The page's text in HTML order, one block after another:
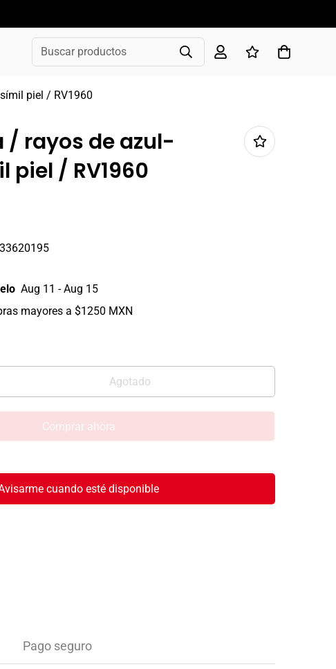
Buscar productos
piel / RV1960
/ rayos de azul-
piel / RV1960
Aug 11 - Aug 15
mayores a $1250 MXN
Agotado
Comprar ahora
cuando esté disponible
Pago seguro